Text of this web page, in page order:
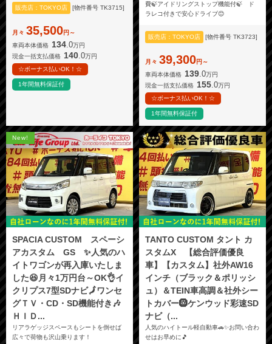
販売店：TOKYO店 [物件番号 TK3715]
月々 35,500円～
車両本体価格 134 .0万円
現金一括支払価格 140.0万円
☆ボーナス払いOK！☆
1年間無料保証付
費🍃アイドリングストップ機能付🍃 ド
ラレコ付きで安心ドライブ😊
販売店：TOKYO店 [物件番号 TK3723]
月々 39,300円～
車両本体価格 139 .0万円
現金一括支払価格 155.0万円
☆ボーナス払いOK！☆
1年間無料保証付
New!
SPACIA CUSTOM スペーシ
アカスタム GS ✨人気のハ
イトワゴンが再入庫いたしま
した😆月々1万円台～OK👌イ
クリプス7型SDナビ🗾ワンセ
グＴＶ・CD・SD機能付き🎶
ＨＩＤ...
リアラゲッジスペースもシートを倒せば
広々で荷物も沢山乗ります！
TANTO CUSTOM タント カ
スタムX 【総合評価優良
車】【カスタム】社外AW16
インチ（ブラック＆ポリッシ
ュ）＆TEIN車高調＆社外シー
トカバー🛞ケンウッド彩速SD
ナビ（...
人気のハイトール軽自動車🚗✨お問い合わ
せはお早めに🎵